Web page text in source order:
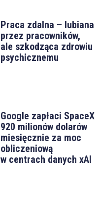
Praca zdalna – lubiana
przez pracowników,
ale szkodząca zdrowiu
psychicznemu
Google zapłaci SpaceX
920 milionów dolarów
miesięcznie za moc
obliczeniową
w centrach danych xAI